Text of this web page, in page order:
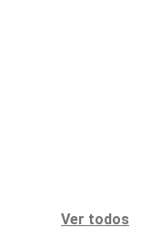
Ver todos